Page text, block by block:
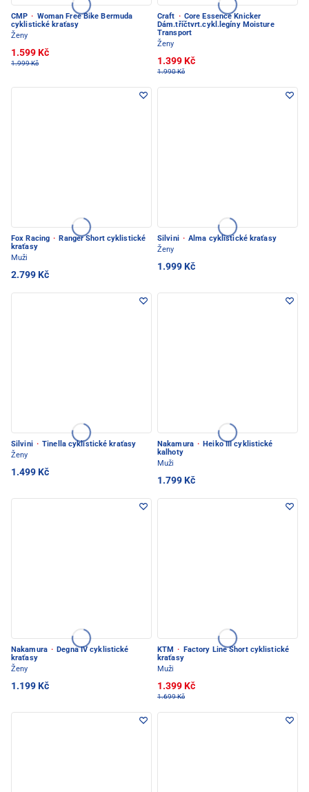
CMP · Woman Free Bike Bermuda
cyklistické kraťasy
Ženy
1.599 Kč
1.999 Kč
Craft · Core Essence Knicker
Dám.tříčtvrt.cykl.legíny Moisture
Transport
Ženy
1.399 Kč
1.990 Kč
Fox Racing · Ranger Short cyklistické
kraťasy
Muži
2.799 Kč
Silvini · Alma cyklistické kraťasy
Ženy
1.999 Kč
Silvini · Tinella cyklistické kraťasy
Ženy
1.499 Kč
Nakamura · Heiko III cyklistické
kalhoty
Muži
1.799 Kč
Nakamura · Degna IV cyklistické
kraťasy
Ženy
1.199 Kč
KTM ·
Factory Line Short cyklistické
kraťasy
Muži
1.399 Kč
1.699 Kč